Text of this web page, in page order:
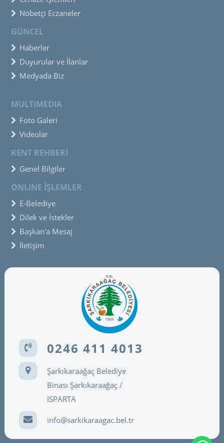
Nöbetçi Eczaneler
GÜNCEL
Haberler
Duyurular ve İlanlar
Medyada Biz
MULTIMEDIA
Foto Galeri
Videolar
KENT REHBERİ
Genel Bilgiler
ONLINE İŞLEMLER
E-Belediye
Dilek ve İstekler
Başkan'a Mesaj
İletişim
0246 411 4013
Şarkıkaraağaç Belediye
Binası Şarkıkaraağaç /
ISPARTA
info@sarkikaraagac.bel.tr